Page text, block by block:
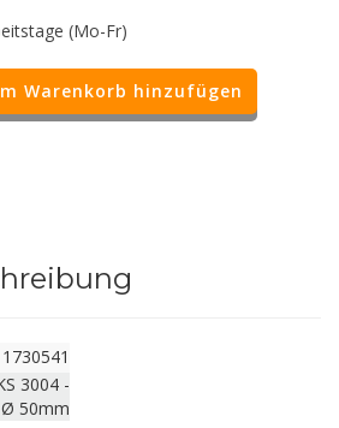
(Mo-Fr)
Warenkorb hinzufügen
1730541
3004 -
Ø 50mm